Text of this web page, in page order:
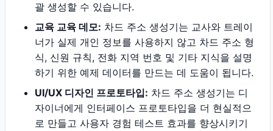
괄 생성할 수 있습니다.
교육 교육 데모: 차드 주소 생성기는 교사와 트레이
너가 실제 개인 정보를 사용하지 않고 차드 주소 형
식, 신원 규칙, 전화 지역 번호 및 기타 지식을 설명
하기 위한 예제 데이터를 만드는 데 도움이 됩니다.
UI/UX 디자인 프로토타입: 차드 주소 생성기는 디
자이너에게 인터페이스 프로토타입을 더 현실적으
로 만들고 사용자 경험 테스트 효과를 향상시키기